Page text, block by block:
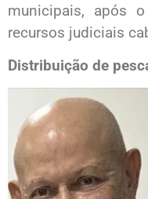
municipais, após
recursos judiciais
Distribuição de